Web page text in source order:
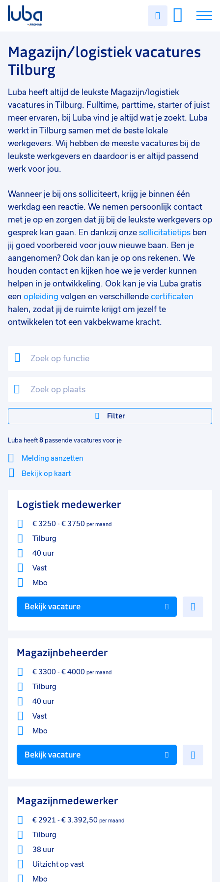
Uren
Vacatures
Over ons
Voor werkgevers
Contact
Magazijn/logistiek vacatures
Tilburg
Luba heeft altijd de leukste Magazijn/logistiek
vacatures in Tilburg. Fulltime, parttime, starter of juist
meer ervaren, bij Luba vind je altijd wat je zoekt. Luba
werkt in Tilburg samen met de beste lokale
werkgevers. Wij hebben de meeste vacatures bij de
leukste werkgevers en daardoor is er altijd passend
werk voor jou.
Wanneer je bij ons solliciteert, krijg je binnen één
werkdag een reactie. We nemen persoonlijk contact
met je op en zorgen dat jij bij de leukste werkgevers op
gesprek kan gaan. En dankzij onze sollicitatietips ben
jij goed voorbereid voor jouw nieuwe baan. Ben je
aangenomen? Ook dan kan je op ons rekenen. We
houden contact en kijken hoe we je verder kunnen
helpen in je ontwikkeling. Ook kan je via Luba gratis
een opleiding volgen en verschillende certificaten
halen, zodat jij de ruimte krijgt om jezelf te
ontwikkelen tot een vakbekwame kracht.
Filter
Filter vacatures
Vakgebied 0
Magazijn/logistiek
Opleidingsniveau
Mbo
Uitzicht op vast 7
Vast 4
2
Uren per week 0
37 - 40+ uur
17 - 24 uur 1
Luba heeft 8 passende vacatures voor je
Melding aanzetten
Bekijk op kaart
Filter
Sluiten
Logistiek medewerker
€ 3250- € 3750 per maand
Tilburg
40 uur
Vast
Mbo
Bekijk vacature
Magazijnbeheerder
€ 3300- € 4000 per maand
Tilburg
40 uur
Vast
Mbo
Bekijk vacature
Magazijnmedewerker
€ 2921 - € 3.392,50 per maand
Tilburg
38 uur
Uitzicht op vast
Mbo